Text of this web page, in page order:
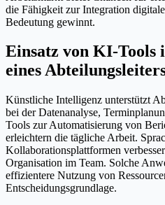
die Fähigkeit zur Integration
Bedeutung gewinnt.
Einsatz von KI-Tools
eines
Künstliche Intelligenz unterstützt
bei der Datenanalyse,
Tools zur Automatisierung von
erleichtern die tägliche Arbeit.
Kollaborationsplattformen
Organisation im Team. Solche
effizientere Nutzung von
Entscheidungsgrundlage.